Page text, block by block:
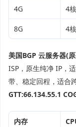
4G 4核
8G 4核
美国BGP 云服务器(
ISP，原生纯净 IP，
带、稳定回程，适合
GTT:66.134.55.1
内存